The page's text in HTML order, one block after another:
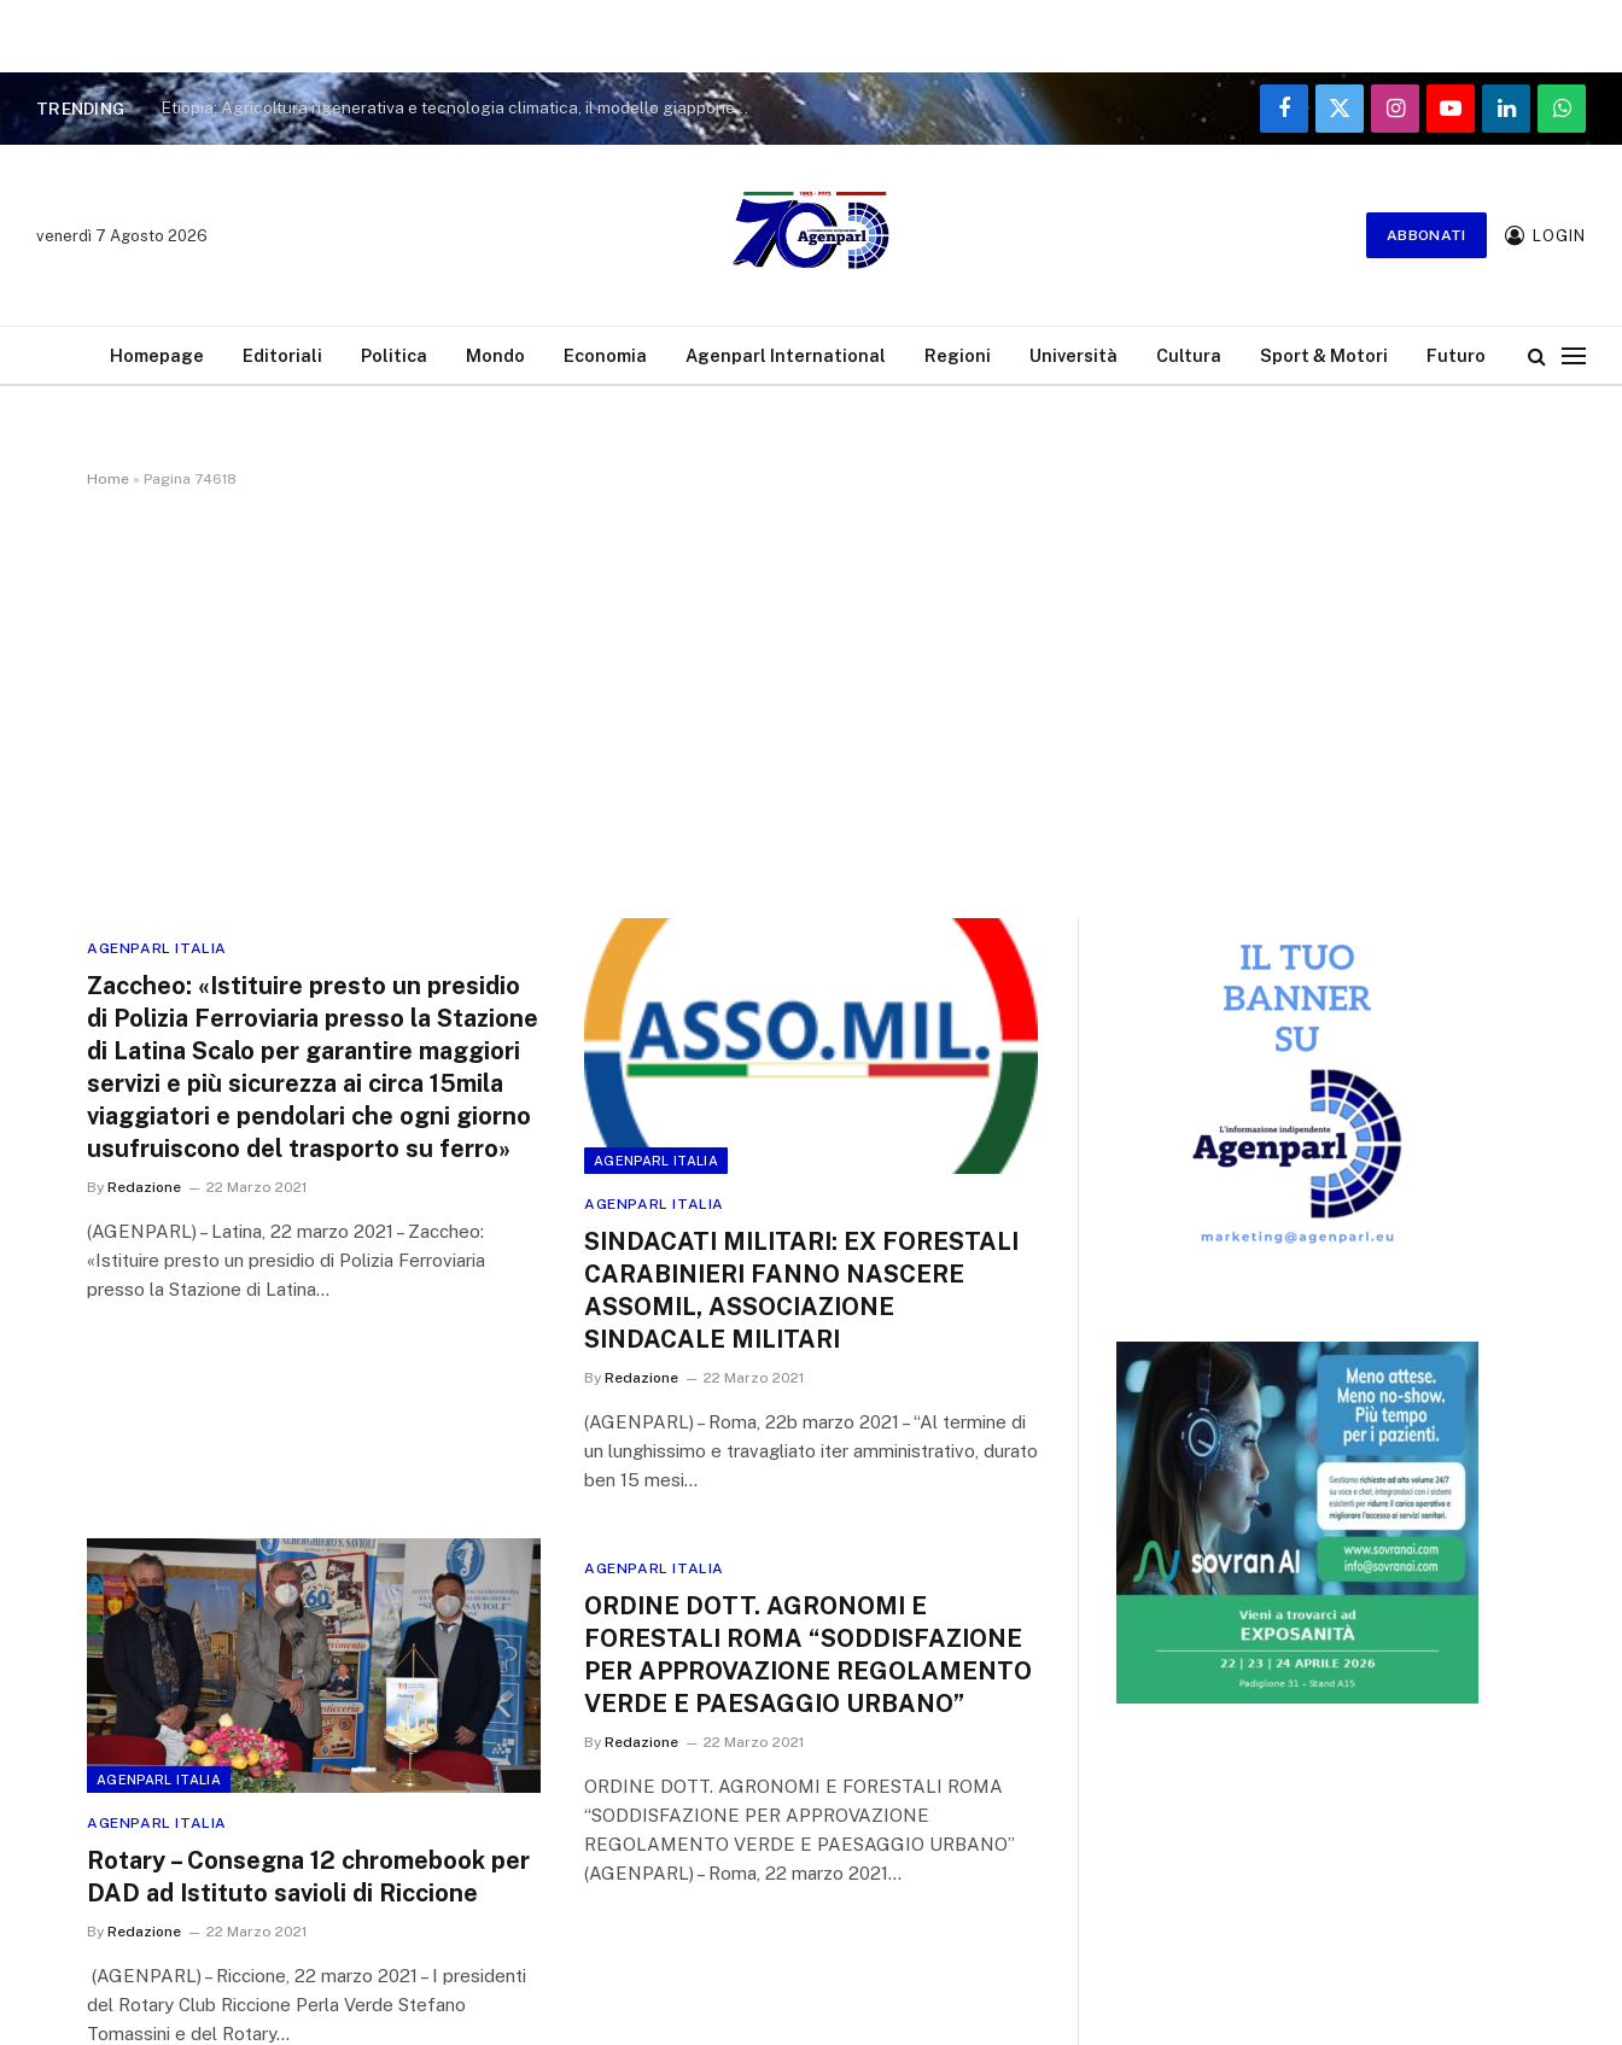
TRENDING Etiopia: Agricoltura rigenerativa e tecnologia climatica, il modello giapponese nella Jimma Zone
Facebook
X
(Twitter)
InstagramYouTubeLinkedIn
venerdì 7 Agosto 2026 ABBONATI LOGIN
Homepage Editoriali Politica Mondo Economia Agenparl International Regioni Università Cultura Sport & Motori Futuro
Home » Pagina 74618
AGENPARL ITALIA
Zaccheo: «Istituire presto un presidio
di Polizia Ferroviaria presso la Stazione
di Latina Scalo per garantire maggiori
servizi e più sicurezza ai circa 15mila
viaggiatori e pendolari che ogni giorno
usufruiscono del trasporto su ferro»
By Redazione 22 Marzo 2021
(AGENPARL) – Latina, 22 marzo 2021 – Zaccheo:
«Istituire presto un presidio di Polizia Ferroviaria
presso la Stazione di Latina…
AGENPARL ITALIA
AGENPARL ITALIA
SINDACATI MILITARI: EX FORESTALI
CARABINIERI FANNO NASCERE
ASSOMIL, ASSOCIAZIONE
SINDACALE MILITARI
By Redazione 22 Marzo 2021
(AGENPARL) – Roma, 22b marzo 2021 – “Al termine di
un lunghissimo e travagliato iter amministrativo, durato
ben 15 mesi…
AGENPARL ITALIA
AGENPARL ITALIA
Rotary – Consegna 12 chromebook per
DAD ad Istituto savioli di Riccione
By Redazione 22 Marzo 2021
(AGENPARL) – Riccione, 22 marzo 2021 – I presidenti
del Rotary Club Riccione Perla Verde Stefano
Tomassini e del Rotary…
AGENPARL ITALIA
ORDINE DOTT. AGRONOMI E
FORESTALI ROMA “SODDISFAZIONE
PER APPROVAZIONE REGOLAMENTO
VERDE E PAESAGGIO URBANO”
By Redazione 22 Marzo 2021
ORDINE DOTT. AGRONOMI E FORESTALI ROMA
“SODDISFAZIONE PER APPROVAZIONE
REGOLAMENTO VERDE E PAESAGGIO URBANO”
(AGENPARL) – Roma, 22 marzo 2021…